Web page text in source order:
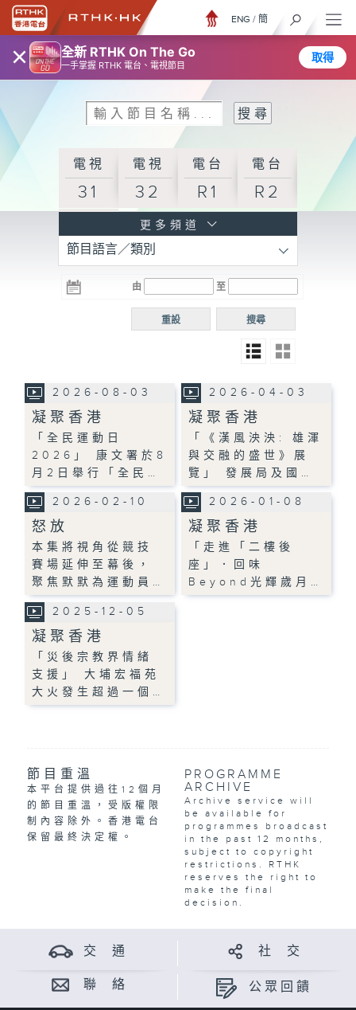
× 全新 RTHK On The Go
一手掌握 RTHK 電台、電視節目
取得
ENG / 簡
電視
31
電視
32
電台
R1
電台
R2
R3
電台 電台
R5
電台
普通
更多頻道
節目語言／類別
由 至
搜尋
重設
2026-08-03
凝聚香港
「全民運動日
2026」 康文署於8
月2日舉行「全民…
2026-04-03
凝聚香港
「《漢風泱泱: 雄渾
與交融的盛世》展
覽」 發展局及國…
2026-02-10
怒放
本集將視角從競技
賽場延伸至幕後，
聚焦默默為運動員…
2026-01-08
凝聚香港
「走進「二樓後
座」．回味
Beyond光輝歲月…
2025-12-05
凝聚香港
「災後宗教界情緒
支援」 大埔宏福苑
大火發生超過一個…
節目重溫
本平台提供過往12個月
的節目重溫，受版權限
制內容除外。香港電台
保留最終決定權。
PROGRAMME
ARCHIVE
Archive service will
be available for
programmes broadcast
in the past 12 months,
subject to copyright
restrictions. RTHK
reserves the right to
make the final
decision.
交 通 社 交
聯 絡 公眾回饋